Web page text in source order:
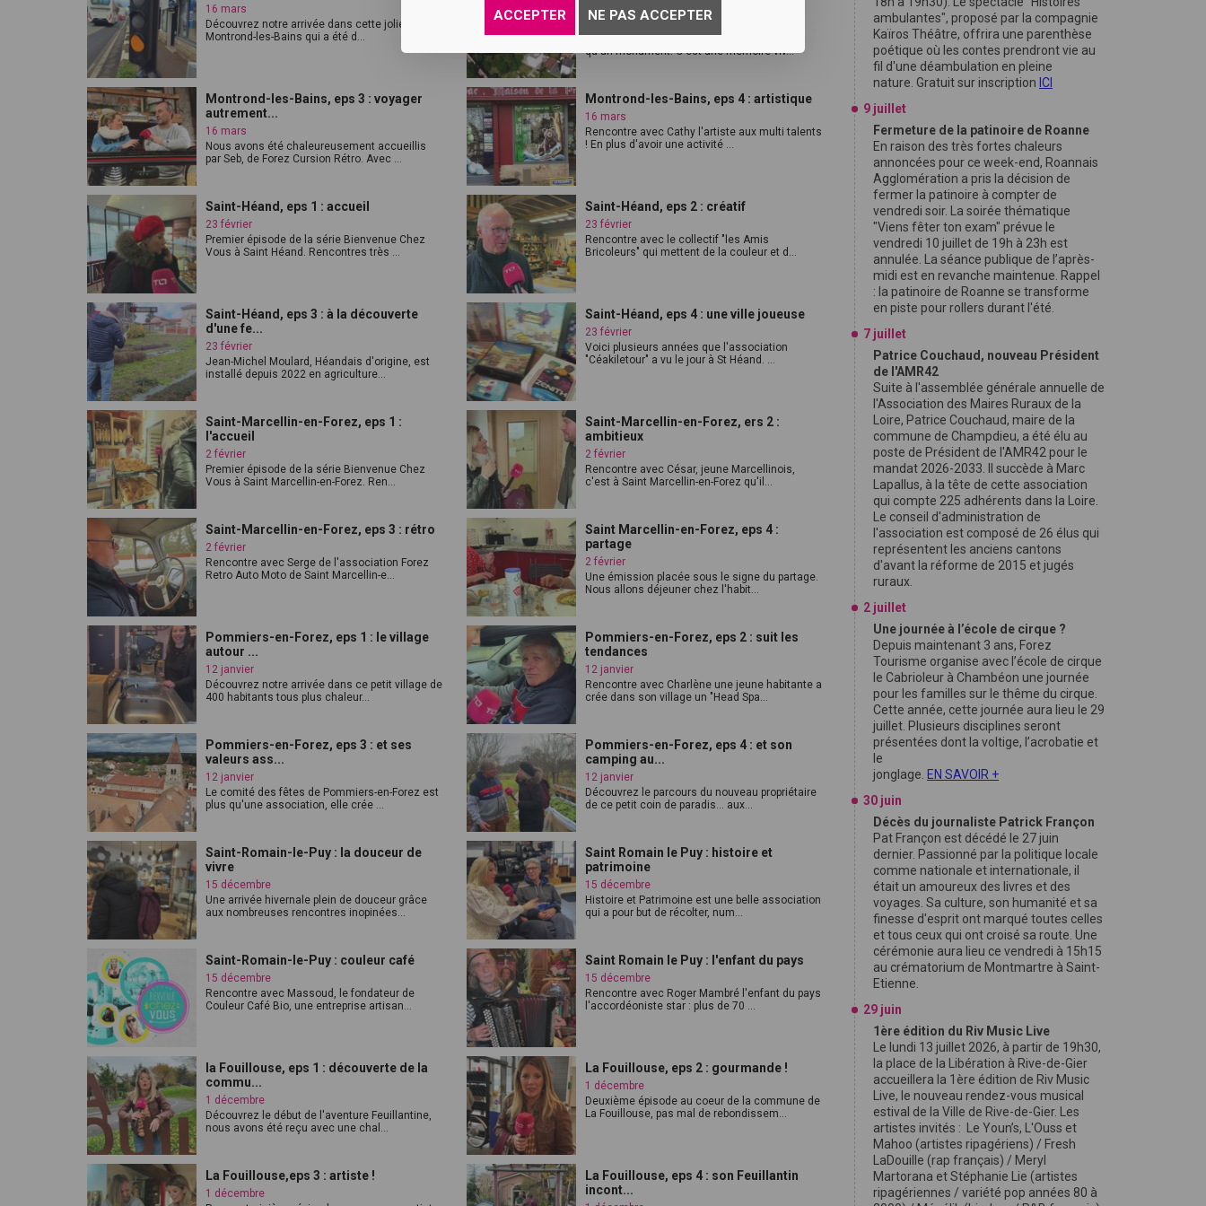
ACCEPTER NE PAS ACCEPTER
16 mars
Découvrez notre arrivée dans cette jolie ville de
Montrond-les-Bains qui a été d...
16 mars
Le château de Montrond-les-Bains n'est pas
qu'un monument. C'est une mémoire viv...
Montrond-les-Bains, eps 3 : voyager
autrement...
16 mars
Nous avons été chaleureusement accueillis
par Seb, de Forez Cursion Rétro. Avec ...
Montrond-les-Bains, eps 4 : artistique
16 mars
Rencontre avec Cathy l'artiste aux multi talents
! En plus d'avoir une activité ...
Saint-Héand, eps 1 : accueil
23 février
Premier épisode de la série Bienvenue Chez
Vous à Saint Héand. Rencontres très ...
Saint-Héand, eps 2 : créatif
23 février
Rencontre avec le collectif "les Amis
Bricoleurs" qui mettent de la couleur et d...
Saint-Héand, eps 3 : à la découverte
d'une fe...
23 février
Jean-Michel Moulard, Héandais d'origine, est
installé depuis 2022 en agriculture...
Saint-Héand, eps 4 : une ville joueuse
23 février
Voici plusieurs années que l'association
"Céakiletour" a vu le jour à St Héand. ...
Saint-Marcellin-en-Forez, eps 1 :
l'accueil
2 février
Premier épisode de la série Bienvenue Chez
Vous à Saint Marcellin-en-Forez. Ren...
Saint-Marcellin-en-Forez, ers 2 :
ambitieux
2 février
Rencontre avec César, jeune Marcellinois,
c'est à Saint Marcellin-en-Forez qu'il...
Saint-Marcellin-en-Forez, eps 3 : rétro
2 février
Rencontre avec Serge de l'association Forez
Retro Auto Moto de Saint Marcellin-e...
Saint Marcellin-en-Forez, eps 4 :
partage
2 février
Une émission placée sous le signe du partage.
Nous allons déjeuner chez l'habit...
Pommiers-en-Forez, eps 1 : le village
autour ...
12 janvier
Découvrez notre arrivée dans ce petit village de
400 habitants tous plus chaleur...
Pommiers-en-Forez, eps 2 : suit les
tendances
12 janvier
Rencontre avec Charlène une jeune habitante a
crée dans son village un "Head Spa...
Pommiers-en-Forez, eps 3 : et ses
valeurs ass...
12 janvier
Le comité des fêtes de Pommiers-en-Forez est
plus qu'une association, elle crée ...
Pommiers-en-Forez, eps 4 : et son
camping au...
12 janvier
Découvrez le parcours du nouveau propriétaire
de ce petit coin de paradis... aux...
Saint-Romain-le-Puy : la douceur de
vivre
15 décembre
Une arrivée hivernale plein de douceur grâce
aux nombreuses rencontres inopinées...
Saint Romain le Puy : histoire et
patrimoine
15 décembre
Histoire et Patrimoine est une belle association
qui a pour but de récolter, num...
Saint-Romain-le-Puy : couleur café
15 décembre
Rencontre avec Massoud, le fondateur de
Couleur Café Bio, une entreprise artisan...
Saint Romain le Puy : l'enfant du pays
15 décembre
Rencontre avec Roger Mambré l'enfant du pays
l'accordéoniste star : plus de 70 ...
la Fouillouse, eps 1 : découverte de la
commu...
1 décembre
Découvrez le début de l'aventure Feuillantine,
nous avons été reçu avec une chal...
La Fouillouse, eps 2 : gourmande !
1 décembre
Deuxième épisode au coeur de la commune de
La Fouillouse, pas mal de rebondissem...
La Fouillouse,eps 3 : artiste !
1 décembre
La Fouillouse, eps 4 : son Feuillantin
incont...
ambulantes", proposé par la compagnie
Kaïros Théâtre, offrira une parenthèse
poétique où les contes prendront vie au
fil d'une déambulation en pleine
nature. Gratuit sur inscription ICI
9 juillet
Fermeture de la patinoire de Roanne
En raison des très fortes chaleurs
annoncées pour ce week-end, Roannais
Agglomération a pris la décision de
fermer la patinoire à compter de
vendredi soir. La soirée thématique
"Viens fêter ton exam" prévue le
vendredi 10 juillet de 19h à 23h est
annulée. La séance publique de l’après-
midi est en revanche maintenue. Rappel
: la patinoire de Roanne se transforme
en piste pour rollers durant l'été.
7 juillet
Patrice Couchaud, nouveau Président
de l'AMR42
Suite à l'assemblée générale annuelle de
l'Association des Maires Ruraux de la
Loire, Patrice Couchaud, maire de la
commune de Champdieu, a été élu au
poste de Président de l'AMR42 pour le
mandat 2026-2033. Il succède à Marc
Lapallus, à la tête de cette association
qui compte 225 adhérents dans la Loire.
Le conseil d'administration de
l'association est composé de 26 élus qui
représentent les anciens cantons
d'avant la réforme de 2015 et jugés
ruraux.
2 juillet
Une journée à l’école de cirque ?
Depuis maintenant 3 ans, Forez
Tourisme organise avec l’école de cirque
le Cabrioleur à Chambéon une journée
pour les familles sur le thême du cirque.
Cette année, cette journée aura lieu le 29
juillet. Plusieurs disciplines seront
présentées dont la voltige, l’acrobatie et
le
jonglage. EN SAVOIR +
30 juin
Décès du journaliste Patrick Françon
Pat Françon est décédé le 27 juin
dernier. Passionné par la politique locale
comme nationale et internationale, il
était un amoureux des livres et des
voyages. Sa culture, son humanité et sa
finesse d'esprit ont marqué toutes celles
et tous ceux qui ont croisé sa route. Une
cérémonie aura lieu ce vendredi à 15h15
au crématorium de Montmartre à Saint-
Etienne.
29 juin
1ère édition du Riv Music Live
Le lundi 13 juillet 2026, à partir de 19h30,
la place de la Libération à Rive-de-Gier
accueillera la 1ère édition de Riv Music
Live, le nouveau rendez-vous musical
estival de la Ville de Rive-de-Gier. Les
artistes invités : Le Youn’s, L'Ouss et
Mahoo (artistes ripagériens) / Fresh
LaDouille (rap français) / Meryl
Martorana et Stéphanie Lie (artistes
ripagériennes / variété pop années 80 à